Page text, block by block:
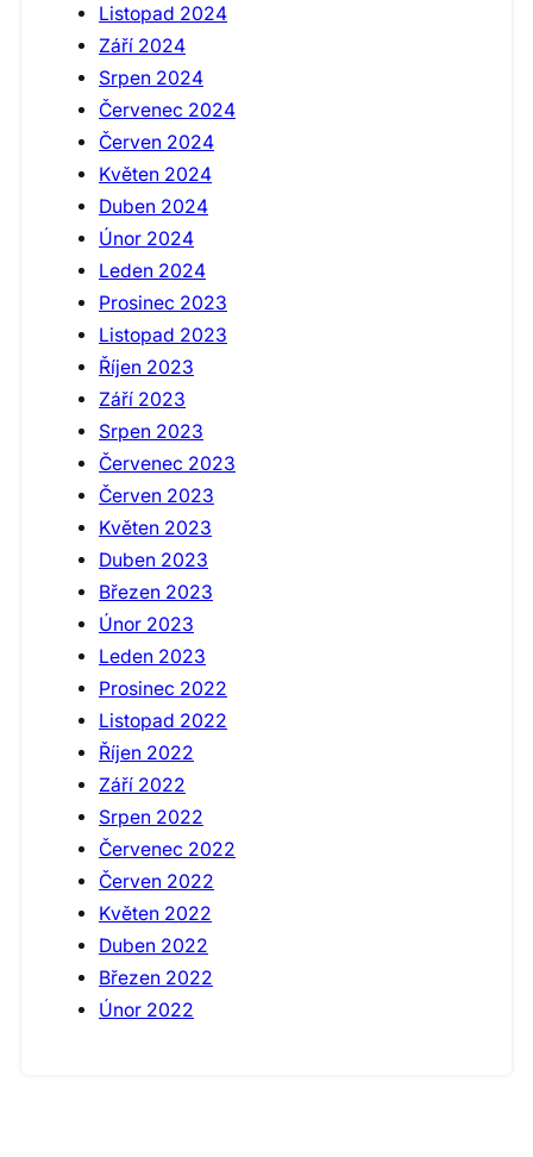
Listopad 2024
Září 2024
Srpen 2024
Červenec 2024
Červen 2024
Květen 2024
Duben 2024
Únor 2024
Leden 2024
Prosinec 2023
Listopad 2023
Říjen 2023
Září 2023
Srpen 2023
Červenec 2023
Červen 2023
Květen 2023
Duben 2023
Březen 2023
Únor 2023
Leden 2023
Prosinec 2022
Listopad 2022
Říjen 2022
Září 2022
Srpen 2022
Červenec 2022
Červen 2022
Květen 2022
Duben 2022
Březen 2022
Únor 2022